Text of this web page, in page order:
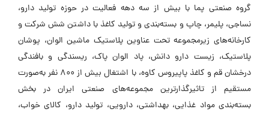
گروه صنعتی پما با بیش از سه دهه فعالیت در حوزه تولید دارو،
نساجی، پلیمر، چاپ و بسته‌بندی و تولید کاغذ با داشتن شش شرکت و
کارخانه‌های زیرمجموعه تحت عناوین پلاستیک ماشین الوان، پوشان
پلاستیک، زیست دارو دانش، پاد الوان پاک، ریسندگی و بافندگی
درخشان قم و کاغذ پاپیروس کاوه، با اشتغال بیش از 800 نفر به‌صورت
مستقیم از تاثیرگذارترین مجموعه‌های صنعتی ایران در بخش
بسته‌بندی مواد غذایی، بهداشتی، دارویی، تولید دارو، کالای خواب،